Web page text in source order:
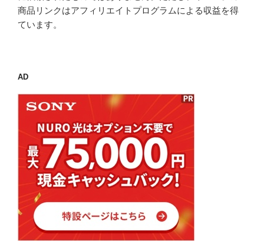
ブ
ラ
の
公
開”
商品リンクはアフィリエイトプログラムによる収益を得
ています。
AD